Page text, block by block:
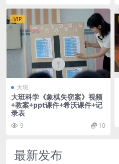
VIP
大班
大班科学《象棋失窃案》视频
+教案+ppt课件+希沃课件+记
录表
9 10
最新发布